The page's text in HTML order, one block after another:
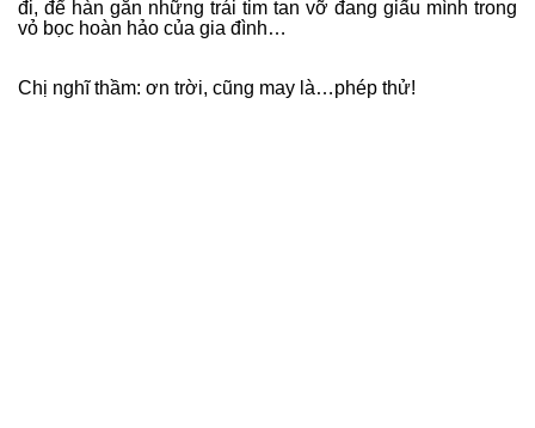
đi, để hàn gắn những trái tim tan vỡ đang giấu mình trong
vỏ bọc hoàn hảo của gia đình…
Chị nghĩ thầm: ơn trời, cũng may là…phép thử!